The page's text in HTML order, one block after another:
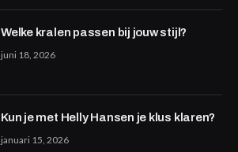
Welke kralen passen bij jouw stijl?
juni 18, 2026
Kun je met Helly Hansen je klus klaren?
januari 15, 2026